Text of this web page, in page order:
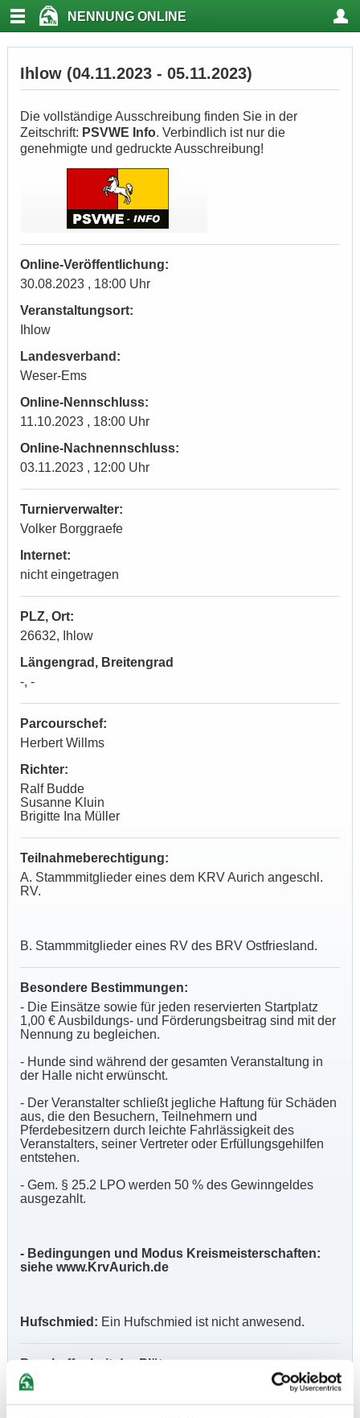
NENNUNG ONLINE
Ihlow (04.11.2023 - 05.11.2023)
Die vollständige Ausschreibung finden Sie in der
Zeitschrift: PSVWE Info. Verbindlich ist nur die
genehmigte und gedruckte Ausschreibung!
Online-Veröffentlichung:
30.08.2023 , 18:00 Uhr
Veranstaltungsort:
Ihlow
Landesverband:
Weser-Ems
Online-Nennschluss:
11.10.2023 , 18:00 Uhr
Online-Nachnennschluss:
03.11.2023 , 12:00 Uhr
Turnierverwalter:
Volker Borggraefe
Internet:
nicht eingetragen
PLZ, Ort:
26632, Ihlow
Längengrad, Breitengrad
-, -
Parcourschef:
Herbert Willms
Richter:
Ralf Budde
Susanne Kluin
Brigitte Ina Müller
Teilnahmeberechtigung:
A. Stammmitglieder eines dem KRV Aurich angeschl.
RV.
B. Stammmitglieder eines RV des BRV Ostfriesland.
Besondere Bestimmungen:
- Die Einsätze sowie für jeden reservierten Startplatz
1,00 € Ausbildungs- und Förderungsbeitrag sind mit der
Nennung zu begleichen.
- Hunde sind während der gesamten Veranstaltung in
der Halle nicht erwünscht.
- Der Veranstalter schließt jegliche Haftung für Schäden
aus, die den Besuchern, Teilnehmern und
Pferdebesitzern durch leichte Fahrlässigkeit des
Veranstalters, seiner Vertreter oder Erfüllungsgehilfen
entstehen.
- Gem. § 25.2 LPO werden 50 % des Gewinngeldes
ausgezahlt.
- Bedingungen und Modus Kreismeisterschaften:
siehe www.KrvAurich.de
Hufschmied: Ein Hufschmied ist nicht anwesend.
Beschaffenheit der Plätze:
Prüfungshalle: 20 x 40 m., Abreitehalle: ca. 20 x 40 m.